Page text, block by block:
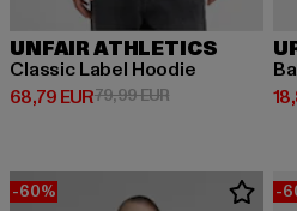
UNFAIR ATHLETICS
Classic Label Hoodie
68,79 EUR
Derzeitiger Preis: 68,79 EUR
79,99 EURAktionspreis:
-60% -